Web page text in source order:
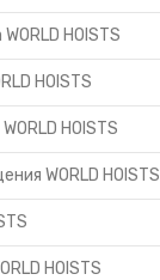
HOISTS
HOISTS
HOISTS
WORLD HOISTS
HOISTS